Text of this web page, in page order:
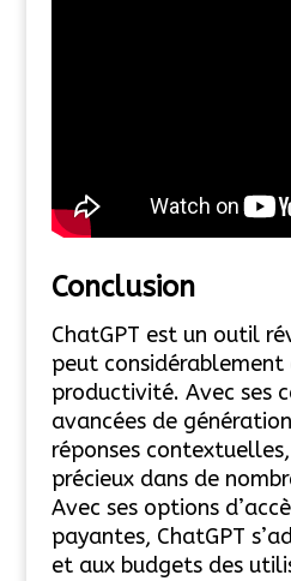
Conclusion
ChatGPT est un outil
peut
productivité. Avec ses
avancées de
réponses
précieux dans de
Avec ses options
payantes, ChatGPT
et aux budgets des